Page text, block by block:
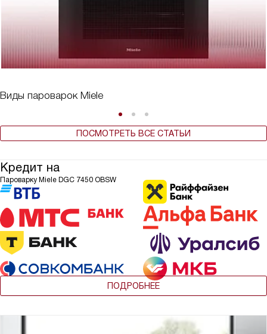
Виды пароварок Miele
ПОСМОТРЕТЬ ВСЕ СТАТЬИ
Кредит на
Пароварку Miele DGC 7450 OBSW
ПОДРОБНЕЕ